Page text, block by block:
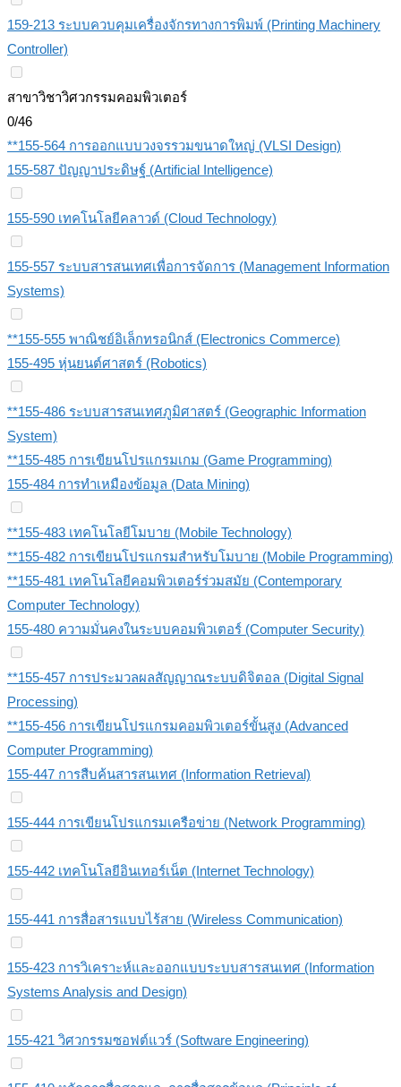
159-213 ระบบควบคุมเครื่องจักรทางการพิมพ์ (Printing Machinery
Controller)
สาขาวิชาวิศวกรรมคอมพิวเตอร์
0/46
**155-564 การออกแบบวงจรรวมขนาดใหญ่ (VLSI Design)
155-587 ปัญญาประดิษฐ์ (Artificial Intelligence)
155-590 เทคโนโลยีคลาวด์ (Cloud Technology)
155-557 ระบบสารสนเทศเพื่อการจัดการ (Management Information
Systems)
**155-555 พาณิชย์อิเล็กทรอนิกส์ (Electronics Commerce)
155-495 หุ่นยนต์ศาสตร์ (Robotics)
**155-486 ระบบสารสนเทศภูมิศาสตร์ (Geographic Information
System)
**155-485 การเขียนโปรแกรมเกม (Game Programming)
155-484 การทําเหมืองข้อมูล (Data Mining)
**155-483 เทคโนโลยีโมบาย (Mobile Technology)
**155-482 การเขียนโปรแกรมสำหรับโมบาย (Mobile Programming)
**155-481 เทคโนโลยีคอมพิวเตอร์ร่วมสมัย (Contemporary
Computer Technology)
155-480 ความมั่นคงในระบบคอมพิวเตอร์ (Computer Security)
**155-457 การประมวลผลสัญญาณระบบดิจิตอล (Digital Signal
Processing)
**155-456 การเขียนโปรแกรมคอมพิวเตอร์ขั้นสูง (Advanced
Computer Programming)
155-447 การสืบค้นสารสนเทศ (Information Retrieval)
155-444 การเขียนโปรแกรมเครือข่าย (Network Programming)
155-442 เทคโนโลยีอินเทอร์เน็ต (Internet Technology)
155-441 การสื่อสารแบบไร้สาย (Wireless Communication)
155-423 การวิเคราะห์และออกแบบระบบสารสนเทศ (Information
Systems Analysis and Design)
155-421 วิศวกรรมซอฟต์แวร์ (Software Engineering)